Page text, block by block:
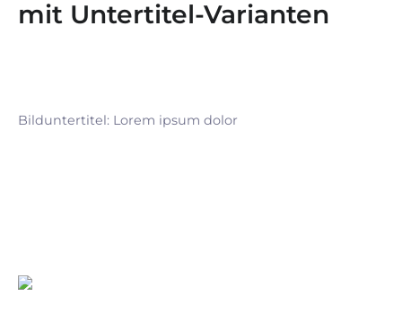
mit Untertitel-Varianten
Bilduntertitel: Lorem ipsum dolor